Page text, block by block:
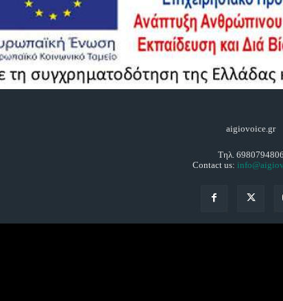
aigiovoice.gr
Τηλ. 6980794806
Contact us: